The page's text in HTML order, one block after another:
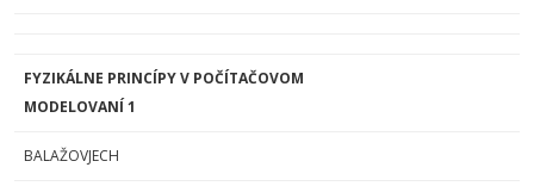
FYZIKÁLNE PRINCÍPY V POČÍTAČOVOM
MODELOVANÍ 1
BALAŽOVJECH